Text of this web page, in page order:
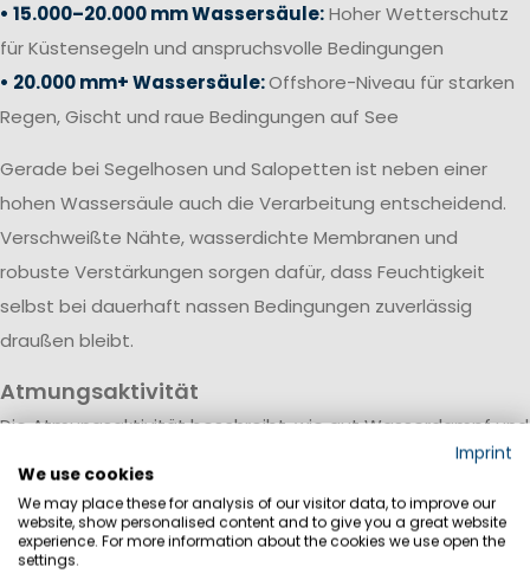
• 15.000–20.000 mm Wassersäule:Hoher Wetterschutz
für Küstensegeln und anspruchsvolle Bedingungen
• 20.000 mm+ Wassersäule:Offshore-Niveau für starken
Regen, Gischt und raue Bedingungen auf See
Gerade bei Segelhosen und Salopetten ist neben einer
hohen Wassersäule auch die Verarbeitung entscheidend.
Verschweißte Nähte, wasserdichte Membranen und
robuste Verstärkungen sorgen dafür, dass Feuchtigkeit
selbst bei dauerhaft nassen Bedingungen zuverlässig
draußen bleibt.
Atmungsaktivität
Die Atmungsaktivität beschreibt, wie gut Wasserdampf und
transportiert werden. Sie wird meist in Gramm pro
Quadratmeter innerhalb von 24 Stunden (g/m²/24h)
angegeben.
Imprint
We use cookies
We may place these for analysis of our visitor data, to improve our
website, show personalised content and to give you a great website
experience. For more information about the cookies we use open the
settings.